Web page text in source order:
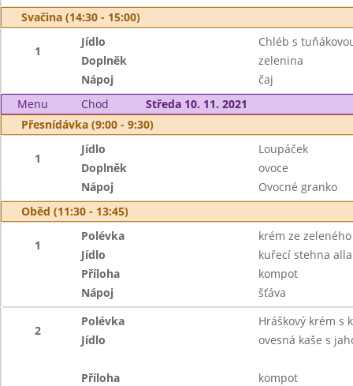
Svačina (14:30 - 15:00)
1
Jídlo
Chléb s
Doplněk
zelenina
Nápoj
čaj
Menu
Chod
Středa 10. 11. 2021
Přesnídávka (9:00 - 9:30)
1
Jídlo
Loupáček
Doplněk
ovoce
Nápoj
Ovocné granko
Oběd (11:30 - 13:45)
1
Polévka
krém ze
Jídlo
kuřecí stehna
Příloha
kompot
Nápoj
šťáva
2
Polévka
Hráškový krém s
Jídlo
ovesná kaše s
Příloha
kompot